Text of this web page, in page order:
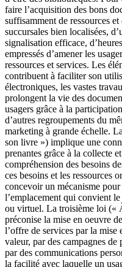
faire l’acquisition des bons
suffisamment de ressources
succursales bien localisées,
signalisation efficace,
empressés d’amener les
ressources et services. Les
contribuent à faciliter son
électroniques, les vastes
prolongent la vie des
usagers grâce à la
d’autres regroupements du
marketing à grande échelle.
son livre ») implique une
prenantes grâce à la collecte
compréhension des besoins
ces besoins et les ressources
concevoir un mécanisme
l’emplacement qui convient
ou virtuel. La troisième loi («
préconise la mise en oeuvre
l’offre de services par la mise
valeur, par des campagnes
par des communications
la facilité avec laquelle un